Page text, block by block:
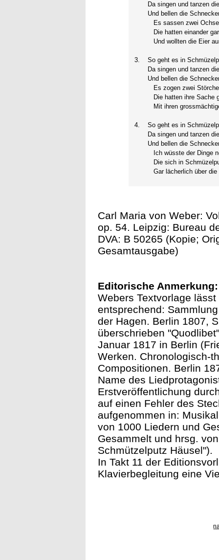
Da singen und tanzen
Und bellen die
Es sassen zwei
Die hatten einander
Und wollten die Eier
3.
So geht es in
Da singen und tanzen
Und bellen die
Es zogen zwei
Die hatten ihre Sache
Mit ihren
4.
So geht es in
Da singen und tanzen
Und bellen die
Ich wüsste der Dinge
Die sich in
Gar lächerlich über die
Carl Maria von Weber:
op. 54. Leipzig: Bureau
DVA: B 50265 (Kopie;
Gesamtausgabe)
Editorische Anmerkung:
Webers Textvorlage
entsprechend:
der Hagen. Berlin 1807,
überschrieben
Januar 1817 in Berlin
Werken. Chronologisch-
Compositionen. Berlin
Name des
Erstveröffentlichung
auf einen Fehler des
aufgenommen in:
von 1000 Liedern und
Gesammelt und hrsg.
Schmützelputz Häusel").
In Takt 11 der
Klavierbegleitung eine